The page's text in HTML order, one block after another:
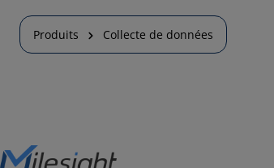
Produits Collecte de données